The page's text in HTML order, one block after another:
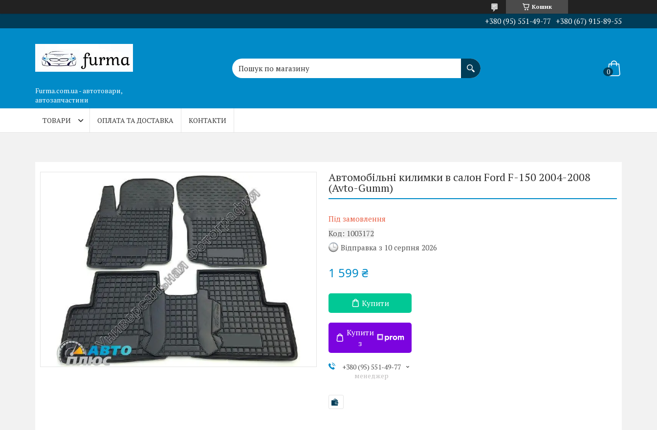
Кошик
+380 (95) 551-49-77 +380 (67) 915-89-55
Furma.com.ua - автотовари,
автозапчастини
ТОВАРИ ОПЛАТА ТА ДОСТАВКА КОНТАКТИ
Автомобільні килимки в салон Ford F-150 2004-2008
(Avto-Gumm)
Під замовлення
Код: 1003172
Відправка з 10 серпня 2026
1 599 ₴
Купити
Купити
з
+380 (95) 551-49-77
менеджер